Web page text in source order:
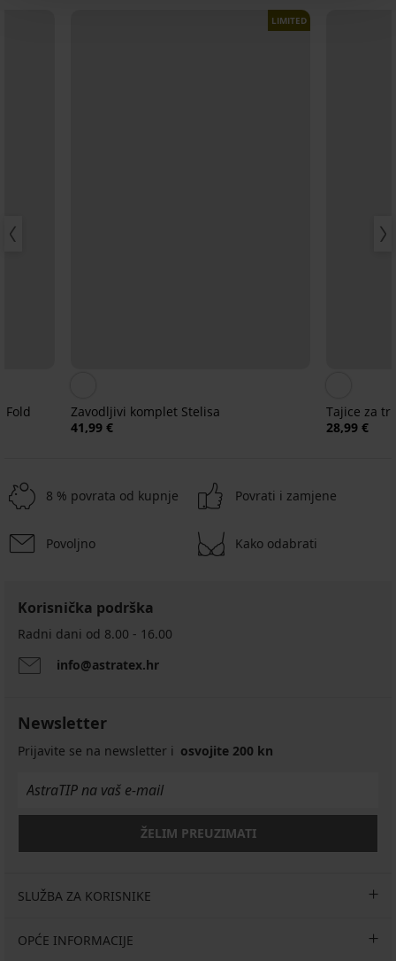
Fold
LIMITED
Zavodljivi komplet Stelisa
41,99 €
Tajice za
28,99 €
8 % povrata od kupnje Povrati i zamjene
Povoljno Kako odabrati
Korisnička podrška
Radni dani od 8.00 - 16.00
info@astratex.hr
Newsletter
Prijavite se na newsletter i osvojite 200 kn
ŽELIM PREUZIMATI
SLUŽBA ZA KORISNIKE
OPĆE INFORMACIJE